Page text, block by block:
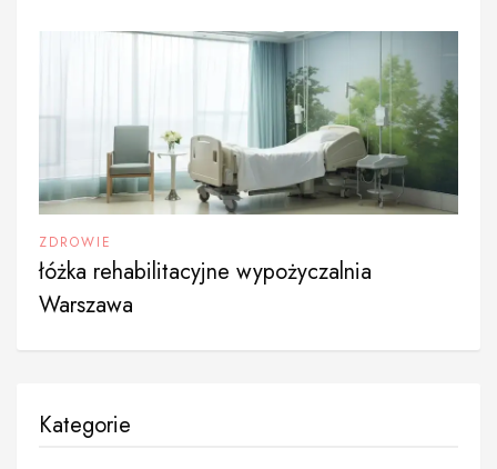
ZDROWIE
łóżka rehabilitacyjne wypożyczalnia
Warszawa
Kategorie